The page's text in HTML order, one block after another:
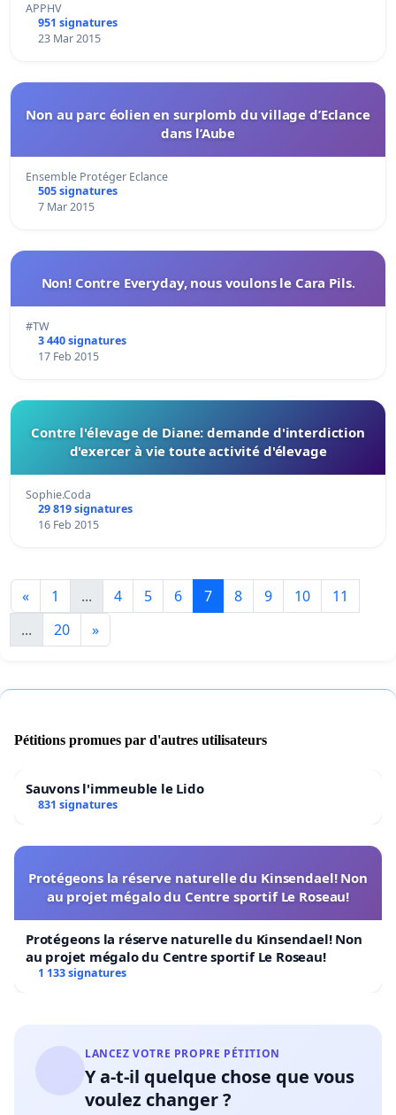
APPHV
951 signatures
23 Mar 2015
Non au parc éolien en surplomb du village d’Eclance
dans l’Aube
Ensemble Protéger Eclance
505 signatures
7 Mar 2015
Non! Contre Everyday, nous voulons le Cara Pils.
#TW
3 440 signatures
17 Feb 2015
Contre l'élevage de Diane: demande d'interdiction
d'exercer à vie toute activité d'élevage
Sophie.Coda
29 819 signatures
16 Feb 2015
« 1 ... 4 5 6 7 8 9 10
11
...
20 »
Pétitions promues par d'autres utilisateurs
Sauvons l'immeuble le Lido
831 signatures
Protégeons la réserve naturelle du Kinsendael! Non
au projet mégalo du Centre sportif Le Roseau!
Protégeons la réserve naturelle du Kinsendael! Non
au projet mégalo du Centre sportif Le Roseau!
1 133 signatures
LANCEZ VOTRE PROPRE PÉTITION
Y a-t-il quelque chose que vous
voulez changer ?